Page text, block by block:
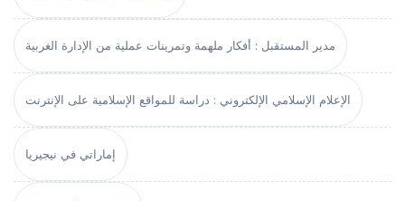
مدير المستقبل : أفكار ملهمة وتمرينات عملية من الإدارة الغربية
الإعلام الإسلامي الإلكتروني : دراسة للمواقع الإسلامية على الإنترنت
إماراتي في نيجيريا